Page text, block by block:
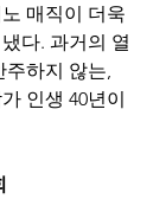
매직이 더욱
다. 과거의 열
하지 않는,
인생 40년이